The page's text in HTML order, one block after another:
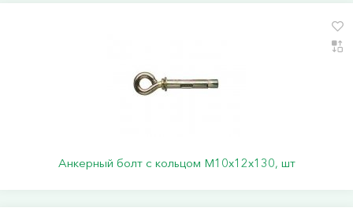
Анкерный болт с кольцом М10х12х130, шт